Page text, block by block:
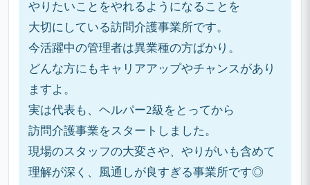
やりたいことをやれるようになることを
大切にしている訪問介護事業所です。
今活躍中の管理者は異業種の方ばかり。
どんな方にもキャリアアップやチャンスがあり
ますよ。
実は代表も、ヘルパー2級をとってから
訪問介護事業をスタートしました。
現場のスタッフの大変さや、やりがいも含めて
理解が深く、風通しが良すぎる事業所です◎